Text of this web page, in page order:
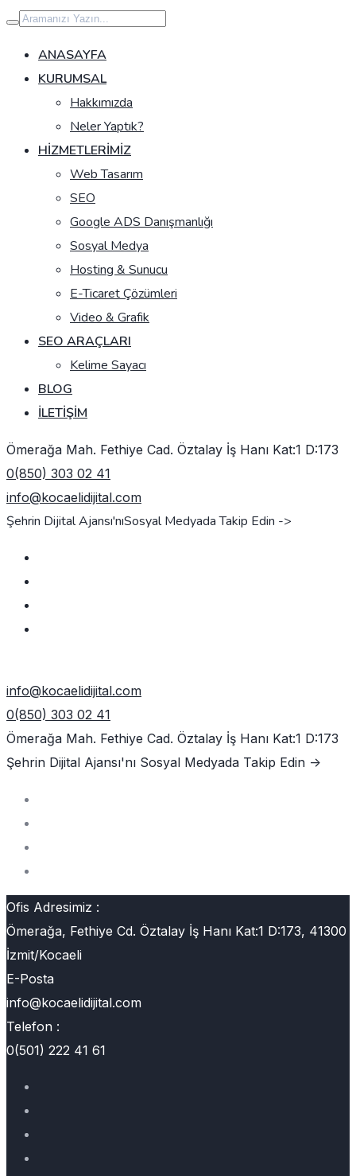
İçeriğe
geç
ANASAYFA
KURUMSAL
Hakkımızda
Neler Yaptık?
HIZMETLERIMIZ
Web Tasarım
SEO
Google ADS Danışmanlığı
Sosyal Medya
Hosting & Sunucu
E-Ticaret Çözümleri
Video & Grafik
SEO ARAÇLARI
Kelime Sayacı
BLOG
İLETIŞIM
Ömerağa Mah. Fethiye Cad. Öztalay İş Hanı Kat:1 D:173
0(850) 303 02 41
info@kocaelidijital.com
Şehrin Dijital Ajansı'nıSosyal Medyada Takip Edin ->
info@kocaelidijital.com
0(850) 303 02 41
Ömerağa Mah. Fethiye Cad. Öztalay İş Hanı Kat:1 D:173
Şehrin Dijital Ajansı'nı Sosyal Medyada Takip Edin ->
Ofis Adresimiz :
Ömerağa, Fethiye Cd. Öztalay İş Hanı Kat:1 D:173, 41300
İzmit/Kocaeli
E-Posta
info@kocaelidijital.com
Telefon :
0(501) 222 41 61